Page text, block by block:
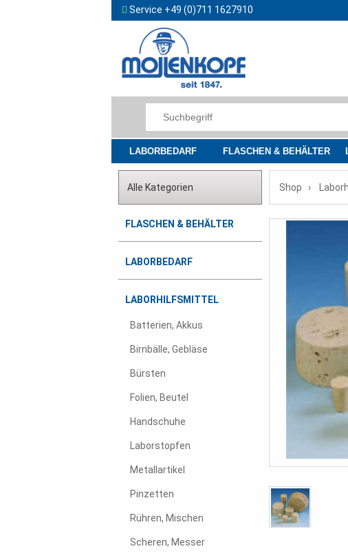
Service +49 (0)711 1627910
LABORBEDARF FLASCHEN & BEHÄLTER
Alle Kategorien
FLASCHEN & BEHÄLTER
LABORBEDARF
LABORHILFSMITTEL
Batterien, Akkus
Birnbälle, Gebläse
Bürsten
Folien, Beutel
Handschuhe
Laborstopfen
Metallartikel
Pinzetten
Rühren, Mischen
Scheren, Messer
Shop